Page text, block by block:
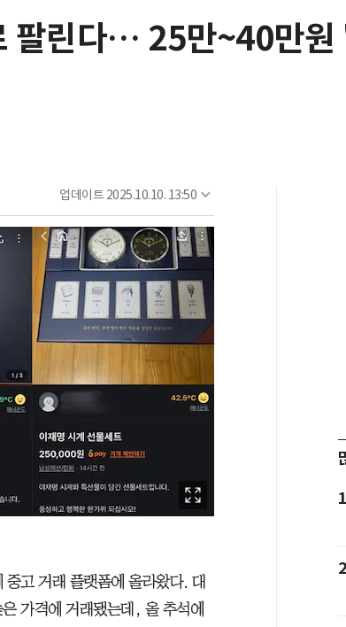
팔린다… 25만~40만원
업데이트 2025.10.10. 13:50
고 거래 플랫폼에 올라왔다. 대
가격에 거래됐는데, 올 추석에
1
2